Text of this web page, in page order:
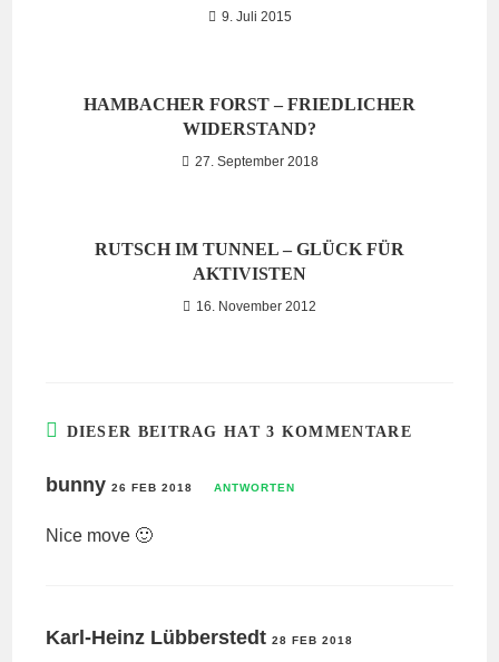
9. Juli 2015
HAMBACHER FORST – FRIEDLICHER
WIDERSTAND?
27. September 2018
RUTSCH IM TUNNEL – GLÜCK FÜR
AKTIVISTEN
16. November 2012
DIESER BEITRAG HAT 3 KOMMENTARE
bunny26 FEB 2018 ANTWORTEN
Nice move 🙂
Karl-Heinz Lübberstedt 28 FEB 2018